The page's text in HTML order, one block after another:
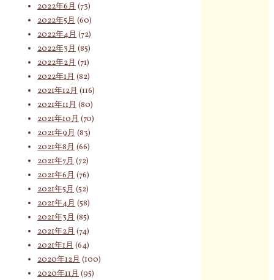
2022年6月 (73)
2022年5月 (60)
2022年4月 (72)
2022年3月 (85)
2022年2月 (71)
2022年1月 (82)
2021年12月 (116)
2021年11月 (80)
2021年10月 (70)
2021年9月 (83)
2021年8月 (66)
2021年7月 (72)
2021年6月 (76)
2021年5月 (52)
2021年4月 (58)
2021年3月 (85)
2021年2月 (74)
2021年1月 (64)
2020年12月 (100)
2020年11月 (95)